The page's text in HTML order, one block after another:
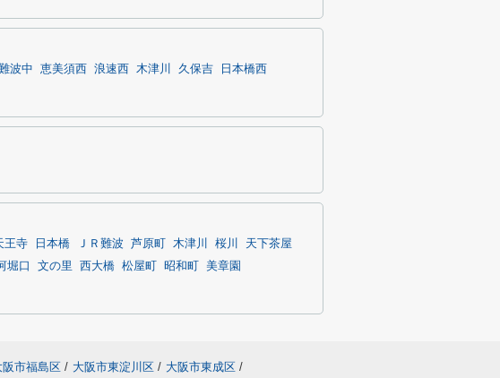
波中 恵美須西 浪速西 木津川 久保吉
日本橋西
王寺 日本橋 ＪＲ難波 芦原町 木津川 桜川
天下茶屋
堀口 文の里 西大橋 松屋町 昭和町
美章園
阪市福島区 / 大阪市東淀川区 / 大阪市東成区 /